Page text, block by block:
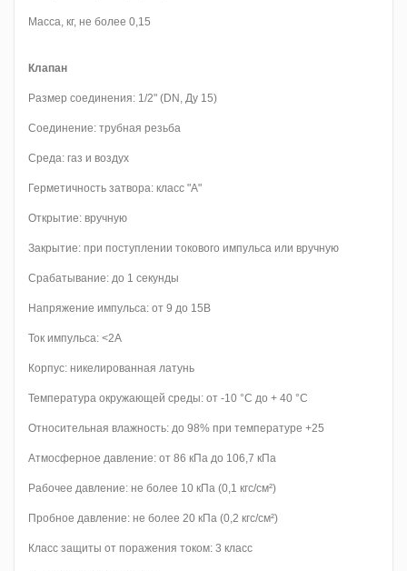
Масса, кг, не более 0,15
Клапан
Размер соединения: 1/2" (DN, Ду 15)
Соединение: трубная резьба
Среда: газ и воздух
Герметичность затвора: класс "А"
Открытие: вручную
Закрытие: при поступлении токового импульса или вручную
Срабатывание: до 1 секунды
Напряжение импульса: от 9 до 15В
Ток импульса: <2A
Корпус: никелированная латунь
Температура окружающей среды: от -10 °C до + 40 °C
Относительная влажность: до 98% при температуре +25
Атмосферное давление: от 86 кПа до 106,7 кПа
Рабочее давление: не более 10 кПа (0,1 кгс/см²)
Пробное давление: не более 20 кПа (0,2 кгс/см²)
Класс защиты от поражения током: 3 класс